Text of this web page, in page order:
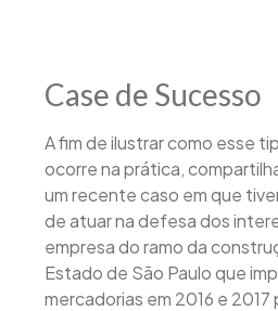
Case de Sucesso
A fim de ilustrar como esse
ocorre na prática,
um recente caso em que
de atuar na defesa dos
empresa do ramo da
Estado de São Paulo que
mercadorias em 2016 e 2017